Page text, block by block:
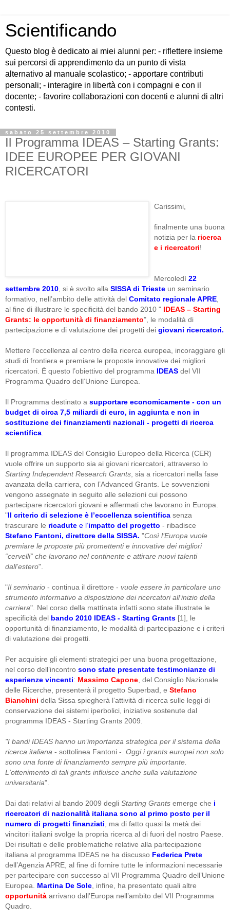
Scientificando
Questo blog è dedicato ai miei alunni per: - riflettere insieme
sui percorsi di apprendimento da un punto di vista
alternativo al manuale scolastico; - apportare contributi
personali; - interagire in libertà con i compagni e con il
docente; - favorire collaborazioni con docenti e alunni di altri
contesti.
sabato 25 settembre 2010
Il Programma IDEAS – Starting Grants:
IDEE EUROPEE PER GIOVANI
RICERCATORI
Carissimi,
finalmente una buona
notizia per la ricerca
e i ricercatori!
Mercoledì 22
settembre 2010 , si è svolto alla SISSA di Trieste un seminario
formativo, nell’ambito delle attività del Comitato regionale APRE
al fine di illustrare le specificità del bando 2010 " IDEAS – Starting
Grants: le opportunità di finanziamento", le modalità di
partecipazione e di valutazione dei progetti dei giovani ricercatori.
Mettere l’eccellenza al centro della ricerca europea, incoraggiare gli
studi di frontiera e premiare le proposte innovative dei migliori
ricercatori. È questo l’obiettivo del programma IDEAS del VII
Programma Quadro dell’Unione Europea.
Il Programma destinato a supportare economicamente - con un
budget di circa 7,5 miliardi di euro, in aggiunta e non in
sostituzione dei finanziamenti nazionali - progetti di ricerca
scientifica
Il programma IDEAS del Consiglio Europeo della Ricerca (CER)
vuole offrire un supporto sia ai giovani ricercatori, attraverso lo
Starting Independent Research Grants , sia a ricercatori nella fase
avanzata della carriera, con l’Advanced Grants. Le sovvenzioni
vengono assegnate in seguito alle selezioni cui possono
partecipare ricercatori giovani e affermati che lavorano in Europa.
"Il criterio di selezione è l’eccellenza scientifica senza
trascurare le ricadute e l’impatto del progetto - ribadisce
Stefano Fantoni, direttore della SISSA. "Così l’Europa vuole
premiare le proposte più promettenti e innovative dei migliori
“cervelli” che lavorano nel continente e attirare nuovi talenti
dall’estero".
"Il seminario - continua il direttore - vuole essere in particolare uno
strumento informativo a disposizione dei ricercatori all’inizio della
carriera". Nel corso della mattinata infatti sono state illustrate le
specificità del bando 2010 IDEAS - Starting Grants [1], le
opportunità di finanziamento, le modalità di partecipazione e i criteri
di valutazione dei progetti.
Per acquisire gli elementi strategici per una buona progettazione,
nel corso dell’incontro sono state presentate testimonianze di
esperienze vincenti: Massimo Capone , del Consiglio Nazionale
delle Ricerche, presenterà il progetto Superbad, e Stefano
Bianchini della Sissa spiegherà l’attività di ricerca sulle leggi di
conservazione dei sistemi iperbolici, iniziative sostenute dal
programma IDEAS - Starting Grants 2009.
"I bandi IDEAS hanno un’importanza strategica per il sistema della
ricerca italiana - sottolinea Fantoni -. Oggi i grants europei non solo
sono una fonte di finanziamento sempre più importante.
L'ottenimento di taligrants influisce anche sulla valutazione
universitaria".
Dai dati relativi al bando 2009 degli Starting Grants emerge che i
ricercatori di nazionalità italiana sono al primo posto per il
numero di progetti finanziati , ma di fatto quasi la metà dei
vincitori italiani svolge la propria ricerca al di fuori del nostro Paese.
Dei risultati e delle problematiche relative alla partecipazione
italiana al programma IDEAS ne ha discusso Federica Prete
dell’Agenzia APRE, al fine di fornire tutte le informazioni necessarie
per partecipare con successo al VII Programma Quadro dell’Unione
Europea. Martina De Sole , infine, ha presentato quali altre
opportunità arrivano dall’Europa nell’ambito del VII Programma
Quadro.